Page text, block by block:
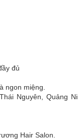
đủ
ngon miệng.
Nguyên, Quảng
Hair Salon.